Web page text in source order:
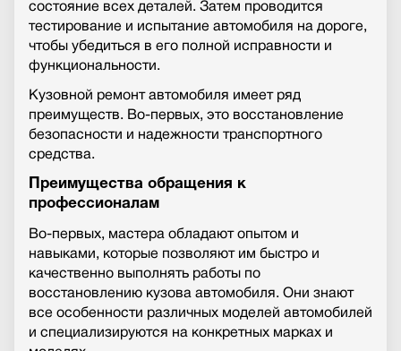
состояние всех деталей. Затем проводится
тестирование и испытание автомобиля на дороге,
чтобы убедиться в его полной исправности и
функциональности.
Кузовной ремонт автомобиля имеет ряд
преимуществ. Во-первых, это восстановление
безопасности и надежности транспортного
средства.
Преимущества обращения к
профессионалам
Во-первых, мастера обладают опытом и
навыками, которые позволяют им быстро и
качественно выполнять работы по
восстановлению кузова автомобиля. Они знают
все особенности различных моделей автомобилей
и специализируются на конкретных марках и